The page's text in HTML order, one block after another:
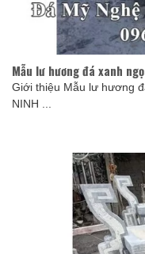
Mẫu lư hương đá xanh
Giới thiệu Mẫu lư hương
NINH ...